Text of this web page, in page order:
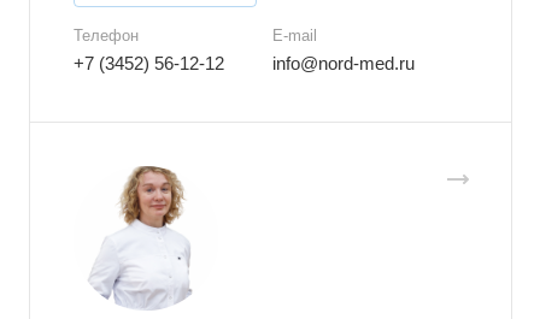
Телефон
+7 (3452) 56-12-12
E-mail
info@nord-med.ru